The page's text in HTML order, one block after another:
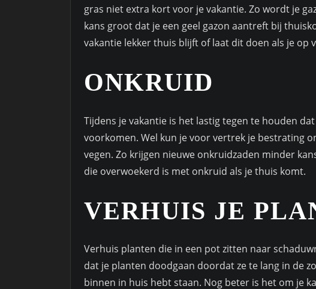
gras niet extra kort voor je vakantie. Zo wordt je
kans groot dat je een geel gazon aantreft bij
vakantie lekker thuis blijft of laat dit doen als je op
ONKRUID
Tijdens je vakantie is het lastig tegen te houden
voorkomen. Wel kun je voor vertrek je bestrating
vegen. Zo krijgen nieuwe onkruidzaden minder
die overwoekerd is met onkruid als je thuis komt.
VERHUIS JE
Verhuis planten die in een pot zitten naar
dat je planten doodgaan doordat ze te lang in de
binnen in huis hebt staan. Nog beter is het om je